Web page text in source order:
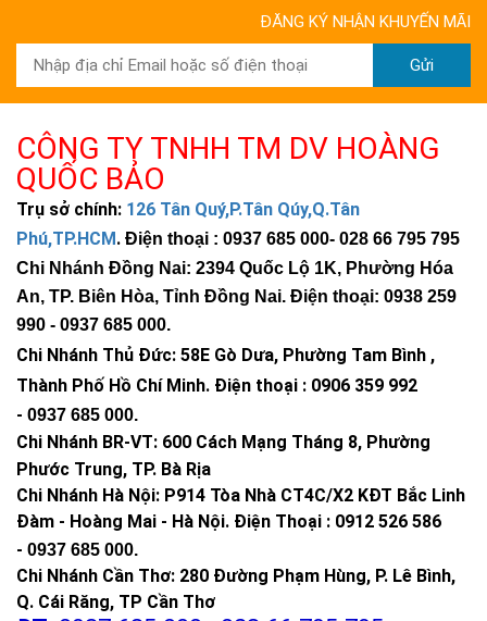
chuyên dụng cho môi
>>> Xem thêm: Đèn led nhà xưởng 150wchỉ
Vỏ nhôm đúc + PC
ĐĂNG KÝ NHẬN KHUYẾN MÃI
Gửi
CÔNG TY TNHH TM DV HOÀNG
QUỐC BẢO
Trụ sở chính: 126 Tân Quý,P.Tân Qúy,Q.Tân
Phú,TP.HCM. Điện thoại : 0937 685 000- 028 66 795 795
Chi Nhánh Đồng Nai: 2394 Quốc Lộ 1K, Phường Hóa
An, TP. Biên Hòa, Tỉnh Đồng Nai. Điện thoại: 0938 259
990 - 0937 685 000.
Chi Nhánh Thủ Đức: 58E Gò Dưa, Phường Tam Bình ,
Thành Phố Hồ Chí Minh. Điện thoại : 0906 359 992
- 0937 685 000.
Chi Nhánh BR-VT: 600 Cách Mạng Tháng 8, Phường
Phước Trung, TP. Bà Rịa
Chi Nhánh Hà Nội: P914 Tòa Nhà CT4C/X2 KĐT Bắc Linh
Đàm - Hoàng Mai - Hà Nội. Điện Thoại : 0912 526 586
- 0937 685 000.
Chi Nhánh Cần Thơ: 280 Đường Phạm Hùng, P. Lê Bình,
Q. Cái Răng, TP Cần Thơ